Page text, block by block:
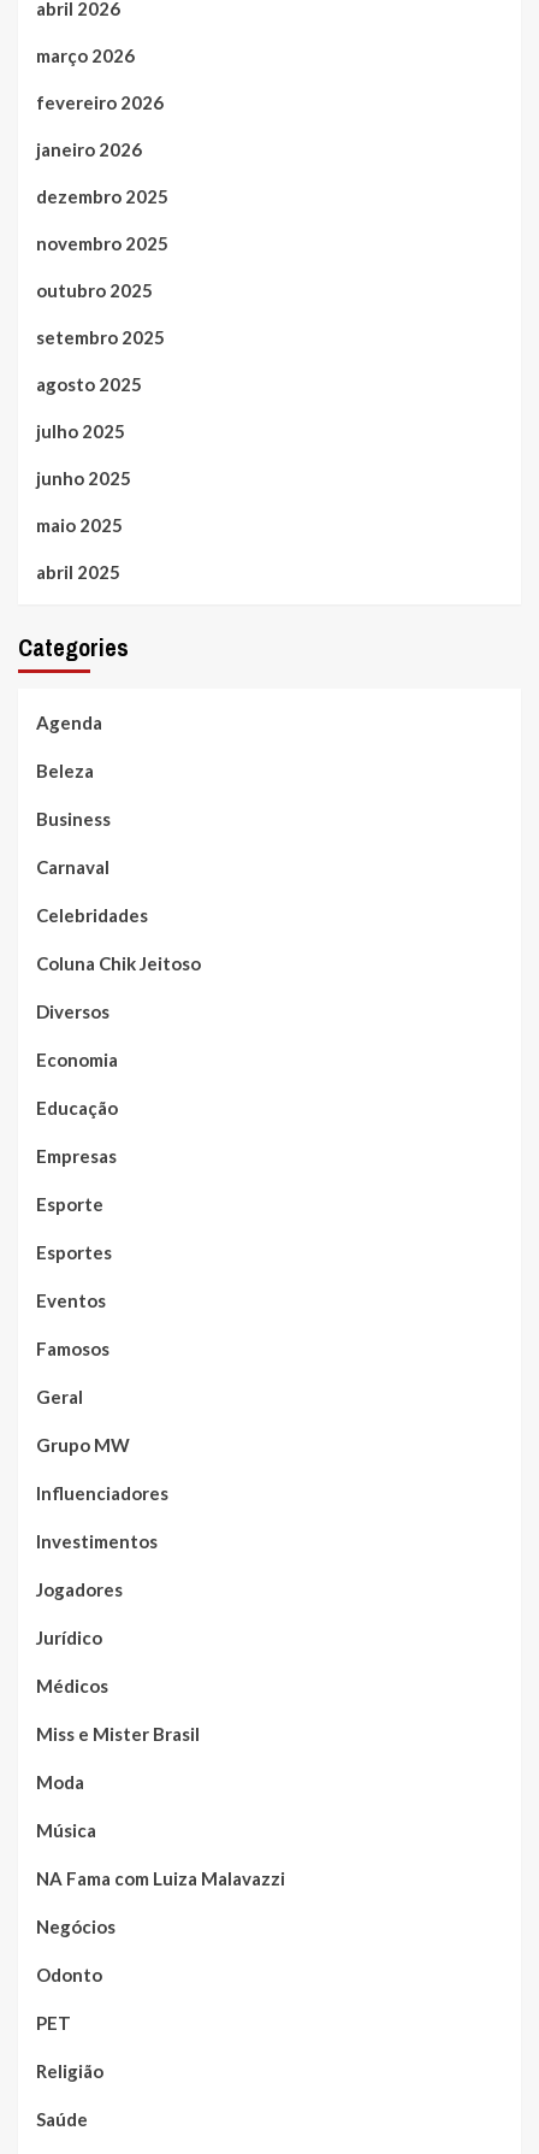
abril 2026
março 2026
fevereiro 2026
janeiro 2026
dezembro 2025
novembro 2025
outubro 2025
setembro 2025
agosto 2025
julho 2025
junho 2025
maio 2025
abril 2025
Categories
Agenda
Beleza
Business
Carnaval
Celebridades
Coluna Chik Jeitoso
Diversos
Economia
Educação
Empresas
Esporte
Esportes
Eventos
Famosos
Geral
Grupo MW
Influenciadores
Investimentos
Jogadores
Jurídico
Médicos
Miss e Mister Brasil
Moda
Música
NA Fama com Luiza Malavazzi
Negócios
Odonto
PET
Religião
Saúde